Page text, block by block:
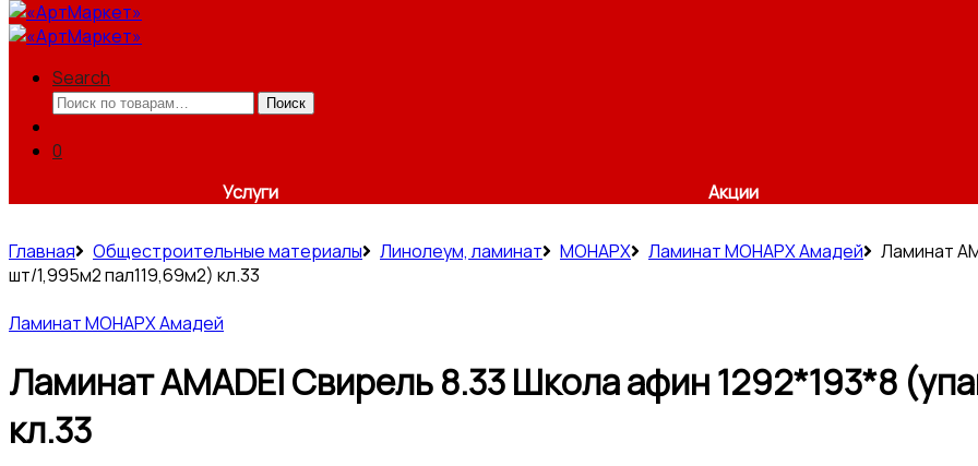
Search
Искать:
Поиск
0
Услуги
Акции
Главная Общестроительные материалы Линолеум, ламинат МОНАРХ Ламинат МОНАРХ Амадей
Ламинат
шт/1,995м2 пал119,69м2) кл.33
Ламинат МОНАРХ Амадей
Ламинат AMADEI Свирель 8.33 Школа афин 1292*193*8
кл.33